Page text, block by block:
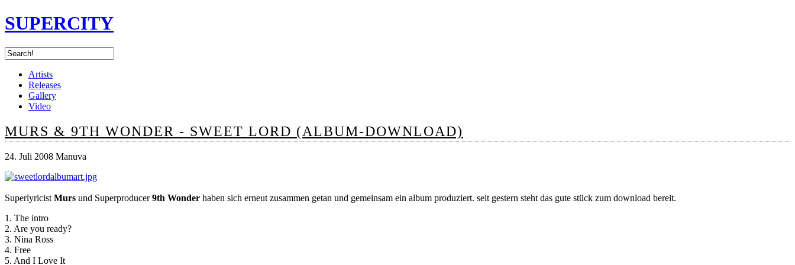
SUPERCITY
Artists
Releases
Gallery
Video
MURS & 9TH WONDER - SWEET LORD (ALBUM-DOWNLOAD)
24. Juli 2008 Manuva
Superlyricist Murs und Superproducer9th Wonder haben sich erneut zusammen getan und gemeinsam ein album produziert. seit gestern steht das gute stück zum download bereit.
1. The intro
2. Are you ready?
3. Nina Ross
4. Free
5. And I Love It